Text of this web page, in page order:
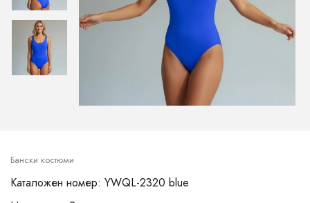
Бански костюми
Каталожен номер: YWQL-2320 blue